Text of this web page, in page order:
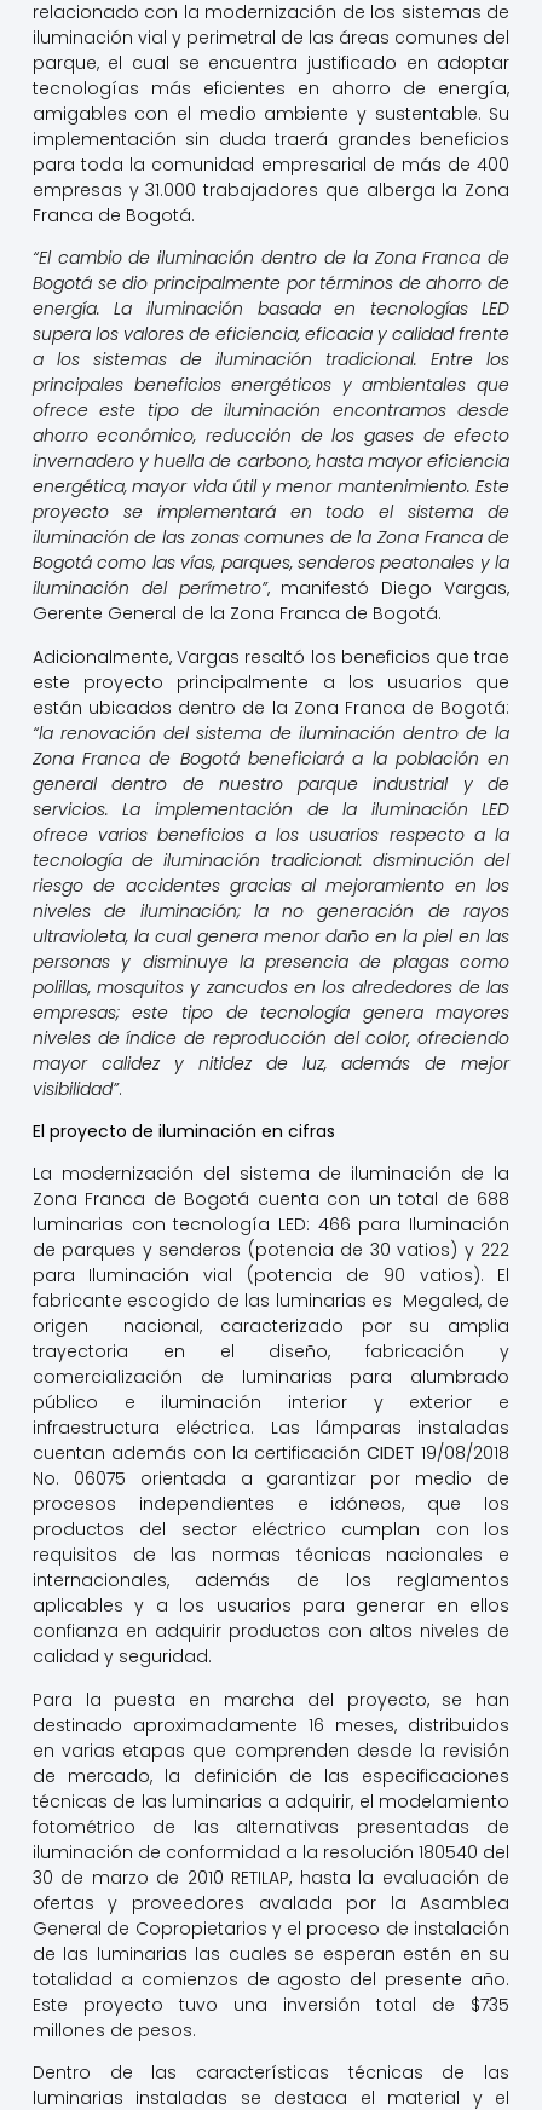
relacionado con la modernización de los sistemas de
iluminación vial y perimetral de las áreas comunes del
parque, el cual se encuentra justificado en adoptar
tecnologías más eficientes en ahorro de energía,
amigables con el medio ambiente y sustentable. Su
implementación sin duda traerá grandes beneficios
para toda la comunidad empresarial de más de 400
empresas y 31.000 trabajadores que alberga la Zona
Franca de Bogotá.
“El cambio de iluminación dentro de la Zona Franca de
Bogotá se dio principalmente por términos de ahorro de
energía. La iluminación basada en tecnologías LED
supera los valores de eficiencia, eficacia y calidad frente
a los sistemas de iluminación tradicional. Entre los
principales beneficios energéticos y ambientales que
ofrece este tipo de iluminación encontramos desde
ahorro económico, reducción de los gases de efecto
invernadero y huella de carbono, hasta mayor eficiencia
energética, mayor vida útil y menor mantenimiento. Este
proyecto se implementará en todo el sistema de
iluminación de las zonas comunes de la Zona Franca de
Bogotá como las vías, parques, senderos peatonales y la
iluminación del perímetro”, manifestó Diego Vargas,
Gerente General de la Zona Franca de Bogotá.
Adicionalmente, Vargas resaltó los beneficios que trae
este proyecto principalmente a los usuarios que
están ubicados dentro de la Zona Franca de Bogotá:
“la renovación del sistema de iluminación dentro de la
Zona Franca de Bogotá beneficiará a la población en
general dentro de nuestro parque industrial y de
servicios. La implementación de la iluminación LED
ofrece varios beneficios a los usuarios respecto a la
tecnología de iluminación tradicional: disminución del
riesgo de accidentes gracias al mejoramiento en los
niveles de iluminación; la no generación de rayos
ultravioleta, la cual genera menor daño en la piel en las
personas y disminuye la presencia de plagas como
polillas, mosquitos y zancudos en los alrededores de las
empresas; este tipo de tecnología genera mayores
niveles de índice de reproducción del color, ofreciendo
mayor calidez y nitidez de luz, además de mejor
visibilidad”.
El proyecto de iluminación en cifras
La modernización del sistema de iluminación de la
Zona Franca de Bogotá cuenta con un total de 688
luminarias con tecnología LED: 466 para Iluminación
de parques y senderos (potencia de 30 vatios) y 222
para Iluminación vial (potencia de 90 vatios). El
fabricante escogido de las luminarias es Megaled, de
origen nacional, caracterizado por su amplia
trayectoria en el diseño, fabricación y
comercialización de luminarias para alumbrado
público e iluminación interior y exterior e
infraestructura eléctrica. Las lámparas instaladas
cuentan además con la certificaciónCIDET 19/08/2018
No. 06075 orientada a garantizar por medio de
procesos independientes e idóneos, que los
productos del sector eléctrico cumplan con los
requisitos de las normas técnicas nacionales e
internacionales, además de los reglamentos
aplicables y a los usuarios para generar en ellos
confianza en adquirir productos con altos niveles de
calidad y seguridad.
Para la puesta en marcha del proyecto, se han
destinado aproximadamente 16 meses, distribuidos
en varias etapas que comprenden desde la revisión
de mercado, la definición de las especificaciones
técnicas de las luminarias a adquirir, el modelamiento
fotométrico de las alternativas presentadas de
iluminación de conformidad a la resolución 180540 del
30 de marzo de 2010 RETILAP, hasta la evaluación de
ofertas y proveedores avalada por la Asamblea
General de Copropietarios y el proceso de instalación
de las luminarias las cuales se esperan estén en su
totalidad a comienzos de agosto del presente año.
Este proyecto tuvo una inversión total de $735
millones de pesos.
Dentro de las características técnicas de las
luminarias instaladas se destaca el material y el